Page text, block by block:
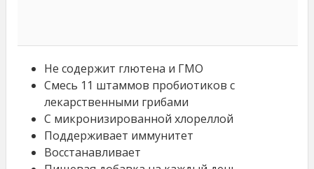
Не содержит глютена и ГМО
Смесь 11 штаммов пробиотиков с
лекарственными грибами
С микронизированной хлореллой
Поддерживает иммунитет
Восстанавливает